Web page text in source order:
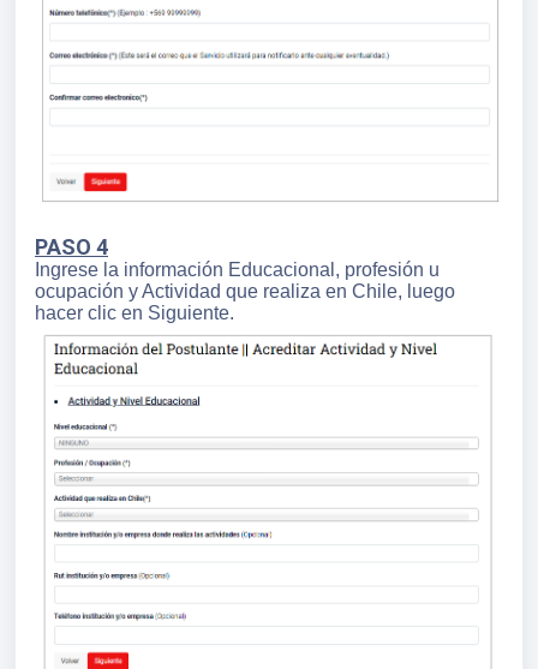
PASO 4
Ingrese la información Educacional, profesión u
ocupación y Actividad que realiza en Chile, luego
hacer clic en Siguiente.